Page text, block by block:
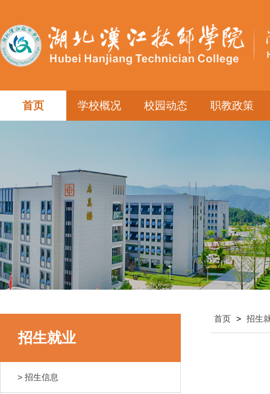
首页 学校概况 校园动态 职教政策
招生就业
> 招生信息
首页 > 招生